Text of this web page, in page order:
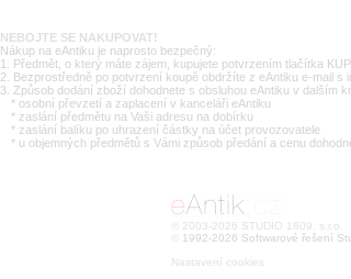
NEBOJTE SE NAKUPOVAT!
Nákup na eAntiku je naprosto bezpečný:
1. Předmět, o který máte zájem, kupujete potvrzením tlačítka
2. Bezprostředně po potvrzení koupě obdržíte z eAntiku e-mail s
3. Způsob dodání zboží dohodnete s obsluhou eAntiku v dalším
* osobní převzetí a zaplacení v kanceláři eAntiku
* zaslání předmětu na Vaši adresu na dobírku
* zaslání balíku po uhrazení částky na účet provozovatele
* u objemných předmětů s Vámi způsob předání a cenu
© 2003-2026 STUDIO 1809, s.r.o.
1992-2026 Softwarové řešení
Nastavení cookies